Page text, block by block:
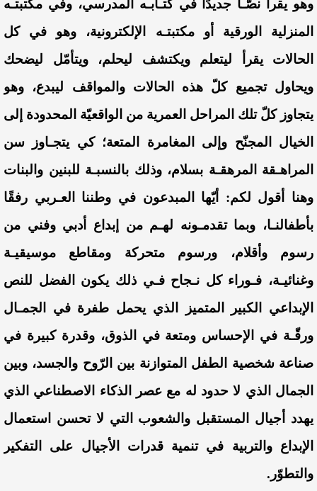
وهو يقرأ نصًّـا جديدًا في كتـابـه المدرسي، وفي مكتبتـه
المنزلية الورقية أو مكتبتـه الإلكترونية، وهو في كل
الحالات يقرأ ليتعلم ويكتشف ليحلم، ويتأمّل ليضحك
ويحاول تجميع كلّ هذه الحالات والمواقف ليبدع، وهو
يتجاوز كلّ تلك المراحل العمرية من الواقعيّة المحدودة إلى
الخيال المجنّح وإلى المغامرة المتعة؛ كي يتجـاوز سن
المراهـقة المرهقـة بسلام، وذلك بالنسبـة للبنين والبنات
وهنا أقول لكم: أيّها المبدعون في وطننا العـربي رفقًا
بأطفالنـا، وبما تقدمـونه لهـم من إبداع أدبي وفني من
رسوم وأقلام، ورسوم متحركة ومقاطع موسيقيـة
وغنائيـة، فـوراء كل نـجاح فـي ذلك يكون الفضل للنص
الإبداعي الكبير المتميز الذي يحمل طفرة في الجمـال
ورقّـة في الإحساس ومتعة في الذوق، وقدرة كبيرة في
صناعة شخصية الطفل المتوازنة بين الرّوح والجسد، وبين
الجمال الذي لا حدود له مع عصر الذكاء الاصطناعي الذي
يهدد أجيال المستقبل والشعوب التي لا تحسن استعمال
الإبداع والتربية في تنمية قدرات الأجيال على التفكير
والتطوّر.